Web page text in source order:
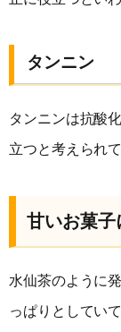
タンニン
タンニンは抗酸
立つと考えられて
甘いお菓子
水仙茶のように
っぱりとしてい